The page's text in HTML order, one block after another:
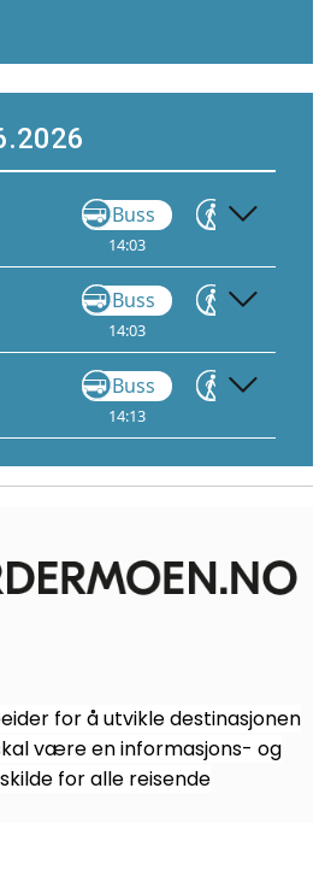
Buss
14:03
Gå
Buss
14:03
Gå
Buss
14:13
Gå
for å utvikle destinasjonen
være en informasjons- og
for alle reisende